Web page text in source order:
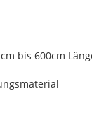
bis 600cm